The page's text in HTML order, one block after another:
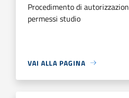
Procedimento di
permessi studio
VAI ALLA PAGINA